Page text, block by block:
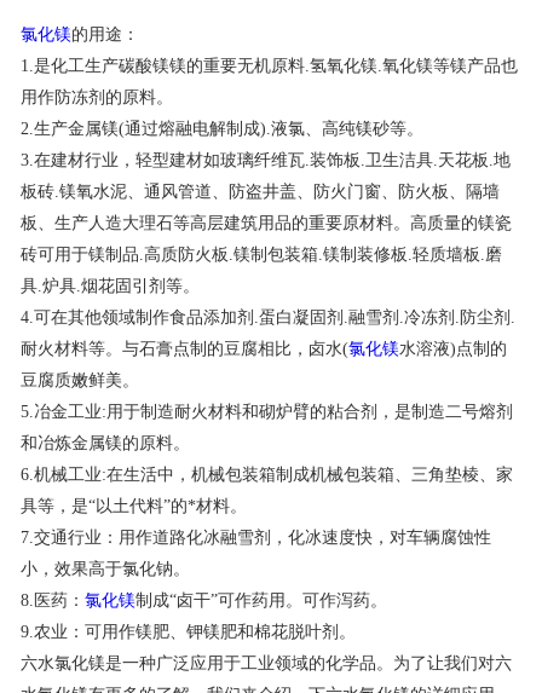
常见问题
联系我们
氯化镁的用途：
1.是化工生产碳酸镁镁的重要无机原料.氢氧化镁.氧化镁等镁产品也
用作防冻剂的原料。
2.生产金属镁(通过熔融电解制成).液氯、高纯镁砂等。
3.在建材行业，轻型建材如玻璃纤维瓦.装饰板.卫生洁具.天花板.地
板砖.镁氧水泥、通风管道、防盗井盖、防火门窗、防火板、隔墙
板、生产人造大理石等高层建筑用品的重要原材料。高质量的镁瓷
砖可用于镁制品.高质防火板.镁制包装箱.镁制装修板.轻质墙板.磨
具.炉具.烟花固引剂等。
4.可在其他领域制作食品添加剂.蛋白凝固剂.融雪剂.冷冻剂.防尘剂.
耐火材料等。与石膏点制的豆腐相比，卤水(氯化镁水溶液)点制的
豆腐质嫩鲜美。
5.冶金工业:用于制造耐火材料和砌炉臂的粘合剂，是制造二号熔剂
和冶炼金属镁的原料。
6.机械工业:在生活中，机械包装箱制成机械包装箱、三角垫棱、家
具等，是“以土代料”的*材料。
7.交通行业：用作道路化冰融雪剂，化冰速度快，对车辆腐蚀性
小，效果高于氯化钠。
8.医药： 氯化镁制成“卤干”可作药用。可作泻药。
9.农业：可用作镁肥、钾镁肥和棉花脱叶剂。
六水氯化镁是一种广泛应用于工业领域的化学品。为了让我们对六